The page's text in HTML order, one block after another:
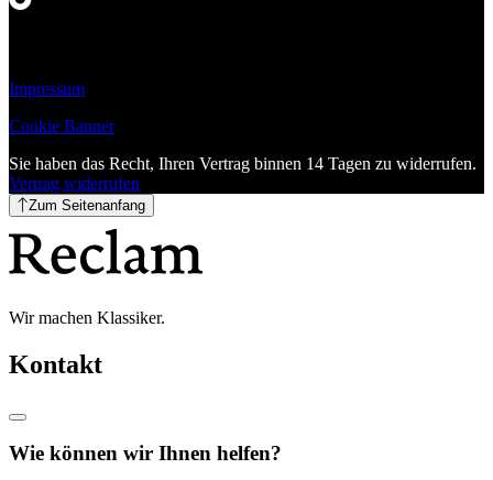
Impressum
Cookie Banner
Sie haben das Recht, Ihren Vertrag binnen 14 Tagen zu widerrufen.
Vertrag widerrufen
Zum Seitenanfang
Wir machen Klassiker.
Kontakt
Wie können wir Ihnen helfen?